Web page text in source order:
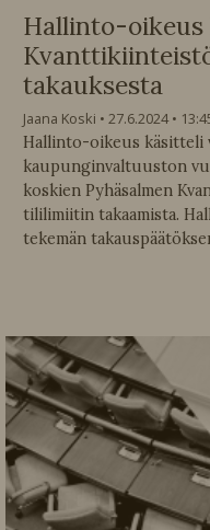
Hallinto-oikeus
takauksesta
Jaana Koski 27.6.2024
Hallinto-oikeus käsitteli
kaupunginvaltuuston
koskien Pyhäsalmen
tililimiitin takaamista.
tekemän